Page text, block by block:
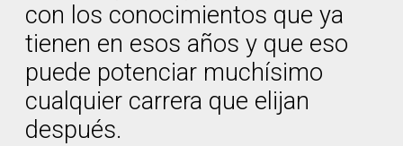
con los conocimientos que ya
tienen en esos años y que eso
puede potenciar muchísimo
cualquier carrera que elijan
después.